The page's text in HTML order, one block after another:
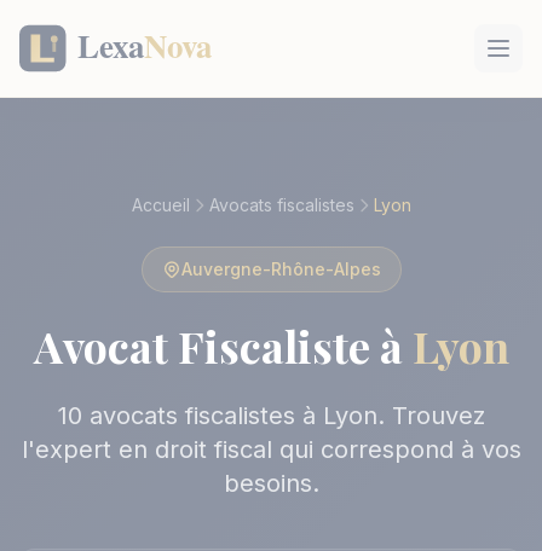
Accueil Avocats fiscalistes Lyon
Auvergne-Rhône-Alpes
Avocat Fiscaliste àLyon
10 avocats fiscalistes à Lyon. Trouvez
l'expert en droit fiscal qui correspond à vos
besoins.